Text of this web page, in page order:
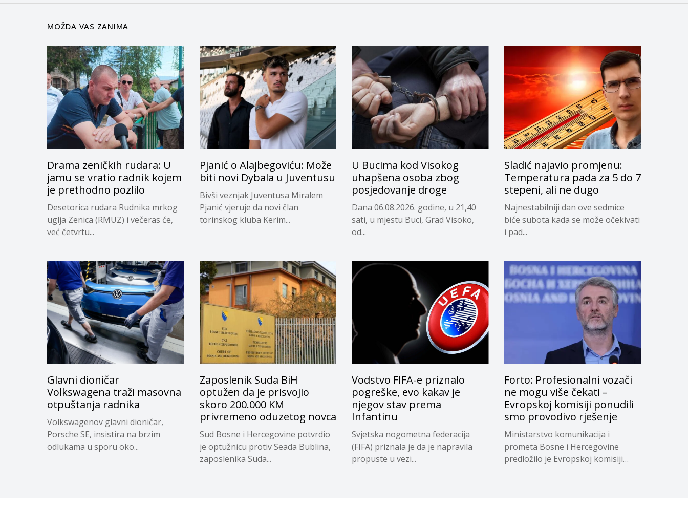
MOŽDA VAS ZANIMA
Drama zeničkih rudara: U
jamu se vratio radnik kojem
je prethodno pozlilo
Desetorica rudara Rudnika mrkog
uglja Zenica (RMUZ) i večeras će,
već četvrtu...
Pjanić o Alajbegoviću: Može
biti novi Dybala u Juventusu
Bivši veznjak Juventusa Miralem
Pjanić vjeruje da novi član
torinskog kluba Kerim...
U Bucima kod Visokog
uhapšena osoba zbog
posjedovanje droge
Dana 06.08.2026. godine, u 21,40
sati, u mjestu Buci, Grad Visoko,
od...
Sladić najavio promjenu:
Temperatura pada za 5 do 7
stepeni, ali ne dugo
Najnestabilniji dan ove sedmice
biće subota kada se može očekivati
i pad...
Glavni dioničar
Volkswagena traži masovna
otpuštanja radnika
Volkswagenov glavni dioničar,
Porsche SE, insistira na brzim
odlukama u sporu oko...
Zaposlenik Suda BiH
optužen da je prisvojio
skoro 200.000 KM
privremeno oduzetog novca
Sud Bosne i Hercegovine potvrdio
je optužnicu protiv Seada Bublina,
zaposlenika Suda...
Vodstvo FIFA-e priznalo
pogreške, evo kakav je
njegov stav prema
Infantinu
Svjetska nogometna federacija
(FIFA) priznala je da je napravila
propuste u vezi...
Forto: Profesionalni vozači
ne mogu više čekati –
Evropskoj komisiji ponudili
smo provodivo rješenje
Ministarstvo komunikacija i
prometa Bosne i Hercegovine
predložilo je Evropskoj komisiji